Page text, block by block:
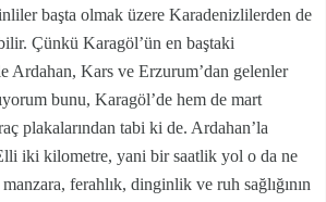
başta olmak üzere Karadenizlilerden de
Çünkü Karagöl’ün en baştaki
Ardahan, Kars ve Erzurum’dan gelenler
bunu, Karagöl’de hem de mart
plakalarından tabi ki de. Ardahan’la
iki kilometre, yani bir saatlik yol o da ne
ferahlık, dinginlik ve ruh sağlığının